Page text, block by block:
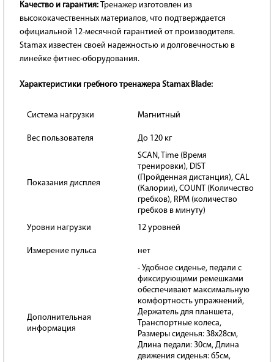
Качество и гарантия: Тренажер изготовлен из
высококачественных материалов, что подтверждается
официальной 12-месячной гарантией от производителя.
Stamax известен своей надежностью и долговечностью в
линейке фитнес-оборудования.
Характеристики гребного тренажера Stamax Blade:
Система нагрузки Магнитный
Вес пользователя До 120 кг
Показания дисплея
SCAN, Time (Время
тренировки), DIST
(Пройденная дистанция), CAL
(Калории), COUNT (Количество
гребков), RPM (количество
гребков в минуту)
Уровни нагрузки
12 уровней
Измерение пульса нет
Дополнительная
информация
- Удобное сиденье, педали с
фиксирующими ремешками
обеспечивают максимальную
комфортность упражнений,
Держатель для планшета,
Транспортные колеса,
Размеры сиденья: 38х28см,
Длина педали: 30см, Длина
движения сиденья: 65см,